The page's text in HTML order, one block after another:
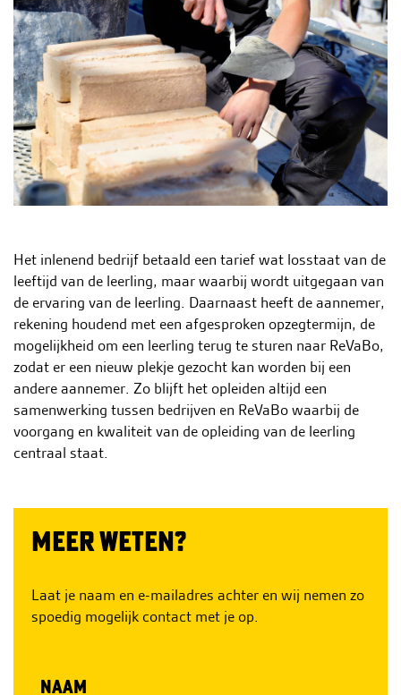
Het inlenend bedrijf betaald een tarief wat losstaat van de
leeftijd van de leerling, maar waarbij wordt uitgegaan van
de ervaring van de leerling. Daarnaast heeft de aannemer,
rekening houdend met een afgesproken opzegtermijn, de
mogelijkheid om een leerling terug te sturen naar ReVaBo,
zodat er een nieuw plekje gezocht kan worden bij een
andere aannemer. Zo blijft het opleiden altijd een
samenwerking tussen bedrijven en ReVaBo waarbij de
voorgang en kwaliteit van de opleiding van de leerling
centraal staat.
MEER WETEN?
Laat je naam en e-mailadres achter en wij nemen zo
spoedig mogelijk contact met je op.